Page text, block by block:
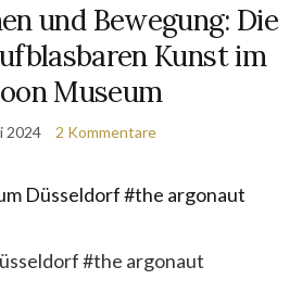
und Bewegung: Die
Kunst im
Museum
2024 2 Kommentare